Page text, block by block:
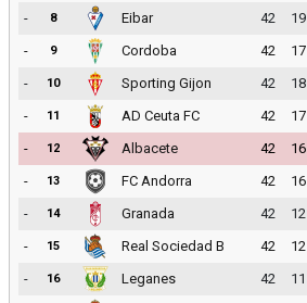
-
8 Eibar 42 19
-
9 Cordoba 42 17
-
10 Sporting Gijon 42 18
-
11 AD Ceuta FC 42 17
-
12 Albacete 42 16
-
13 FC Andorra 42 16
-
14 Granada 42 12
-
15 Real Sociedad B 42 12
-
16 Leganes 42 11